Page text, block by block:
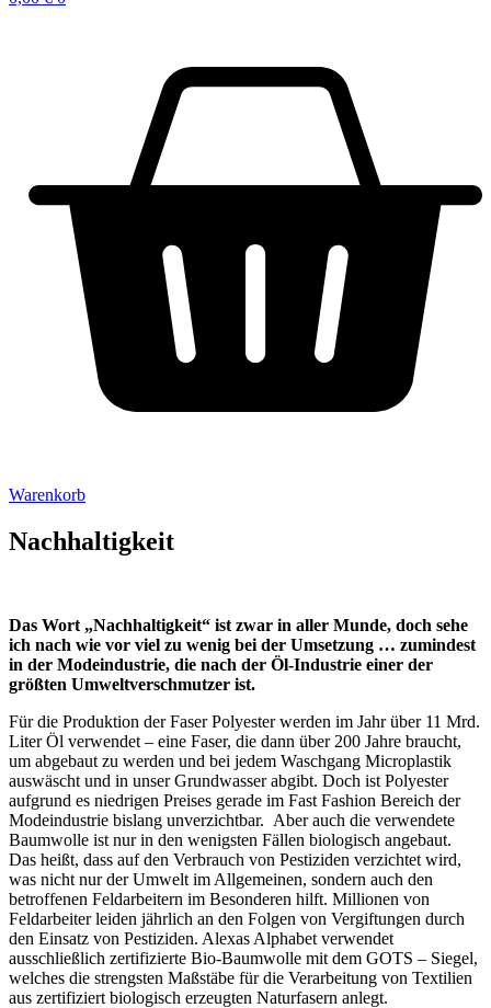
Warenkorb
Nachhaltigkeit
Das Wort „Nachhaltigkeit“ ist zwar in aller Munde, doch sehe
ich nach wie vor viel zu wenig bei der Umsetzung … zumindest
in der Modeindustrie, die nach der Öl-Industrie einer der
größten Umweltverschmutzer ist.
Für die Produktion der Faser Polyester werden im Jahr über 11 Mrd.
Liter Öl verwendet – eine Faser, die dann über 200 Jahre braucht,
um abgebaut zu werden und bei jedem Waschgang Microplastik
auswäscht und in unser Grundwasser abgibt. Doch ist Polyester
aufgrund es niedrigen Preises gerade im Fast Fashion Bereich der
Modeindustrie bislang unverzichtbar. Aber auch die verwendete
Baumwolle ist nur in den wenigsten Fällen biologisch angebaut.
Das heißt, dass auf den Verbrauch von Pestiziden verzichtet wird,
was nicht nur der Umwelt im Allgemeinen, sondern auch den
betroffenen Feldarbeitern im Besonderen hilft. Millionen von
Feldarbeiter leiden jährlich an den Folgen von Vergiftungen durch
den Einsatz von Pestiziden. Alexas Alphabet verwendet
ausschließlich zertifizierte Bio-Baumwolle mit dem GOTS – Siegel,
welches die strengsten Maßstäbe für die Verarbeitung von Textilien
aus zertifiziert biologisch erzeugten Naturfasern anlegt.